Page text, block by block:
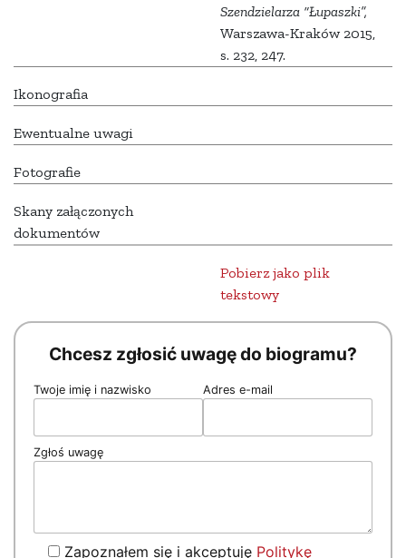
Szendzielarza “Łupaszki”,
Warszawa-Kraków 2015,
s. 232, 247.
Ikonografia
Ewentualne uwagi
Fotografie
Skany załączonych
dokumentów
Pobierz jako plik
tekstowy
Chcesz zgłosić uwagę do biogramu?
Twoje imię i nazwisko Adres e-mail
Zgłoś uwagę
Zapoznałem się i akceptuję Politykę